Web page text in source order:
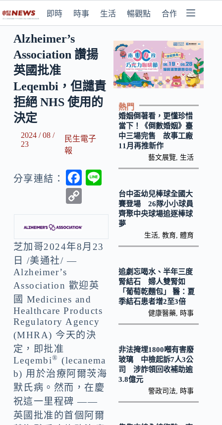
即時 時事 生活 暢觀點 合作媒體
Alzheimer’s
Association 讚揚
英國批准
Leqembi，但譴責
拒絕 NHS 使用的
決定
2024 / 08 /
23
民生電子
報
分享連結：
F
b
o
o
o
p
y
k
芝加哥2024年8月23
日 /美通社/ —
Alzheimer’s
Association 歡迎英
國 Medicines and
Healthcare Products
Regulatory Agency
(MHRA) 今天的決
定，即批准
Leqembi® (lecanema
b) 用於治療阿爾茨海
默氏病。然而，在慶
祝這一里程碑 ——
英國批准的首個阿爾
熱門
婚姻倒著看，更懂珍惜
當下！《倒數婚姻》臺
中三場完售 故事工廠
11月再推新作
藝文展覽 生活
台中盃幼兒棒球全國大
賽登場 26隊小小球員
齊聚中央球場追逐棒球
夢
生活 ,教育 ,體育
追劇忘喝水、半年三度
腎結石 婦人雙腎如
「葡萄乾麵包」 醫：夏
季結石患者增2至3倍
健康醫藥 時事
非法掩埋1800噸有害廢
玻璃 中檢起訴7人3公
司 涉詐領回收補助逾
3.8億元
警政司法 時事